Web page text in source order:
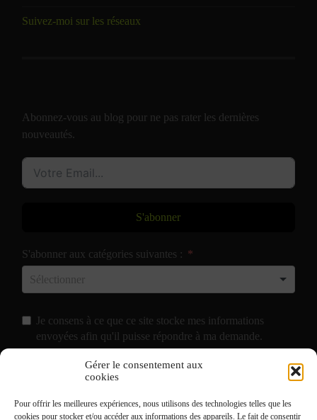
Gérer le consentement aux
cookies
Pour offrir les meilleures expériences, nous utilisons des technologies telles que les
cookies pour stocker et/ou accéder aux informations des appareils. Le fait de consentir
Suivez-moi sur les réseaux
Abonnez-vous au blog pour ne pas rater les dernières
nouveautés.
S'abonner
S'abonner aux catégories suivantes :
Je consens à ce que ce site stocke mes informations
envoyées afin qu'il puisse répondre à ma demande.
J'accepte de recevoir vos e-mails et confirme avoir pris
Mentions Légales.